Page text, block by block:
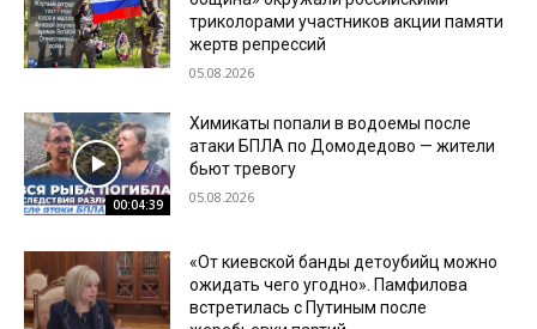
триколорами участников акции памяти
жертв репрессий
05.08.2026
00:04:39
Химикаты попали в водоемы после
атаки БПЛА по Домодедово — жители
бьют тревогу
05.08.2026
«От киевской банды детоубийц можно
ожидать чего угодно». Памфилова
встретилась с Путиным после